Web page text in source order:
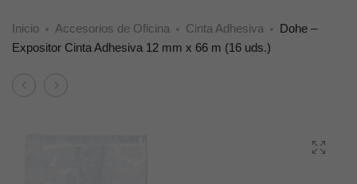
Inicio Accesorios de Oficina Cinta Adhesiva
Dohe –
Expositor Cinta Adhesiva 12 mm x 66 m (16 uds.)
Product
Dohe
Dohe